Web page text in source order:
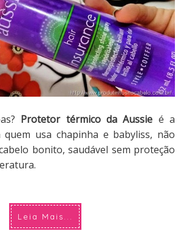
Protetor térmico da Aussie é a
quem usa chapinha e babyliss, não
bonito, saudável sem proteção
Leia Mais...